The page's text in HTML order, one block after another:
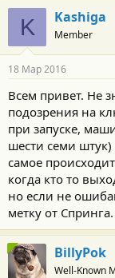
K Kashiga
Member
18 Мар 2016
Всем привет. Не
подозрения на
при запуске,
шести семи
самое
когда кто то
но если не
метку от
BillyPok
Well-Known